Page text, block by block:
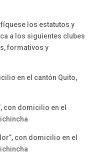
los estatutos y
a los siguientes clubes
formativos y
en el cantón Quito,
con domicilio en el
con domicilio en el